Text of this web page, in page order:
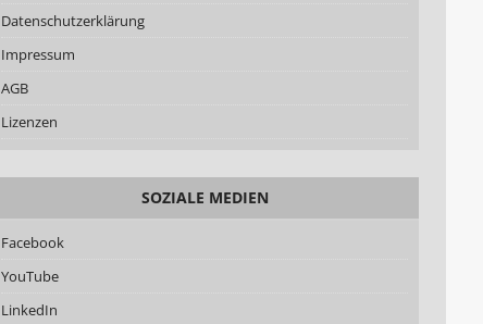
Datenschutzerklärung
Impressum
AGB
Lizenzen
SOZIALE MEDIEN
Facebook
YouTube
LinkedIn